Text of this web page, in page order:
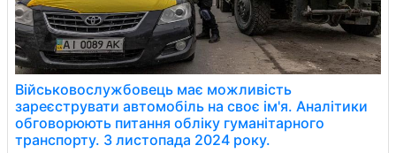
Військовослужбовець має можливість
зареєструвати автомобіль на своє ім'я. Аналітики
обговорюють питання обліку гуманітарного
транспорту. 3 листопада 2024 року.